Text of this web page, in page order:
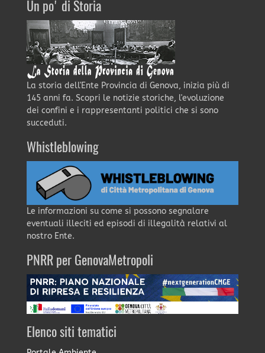
Un po' di Storia
La storia dell'Ente Provincia di Genova, inizia più di
145 anni fa. Scopri le notizie storiche, l'evoluzione
dei confini e i rappresentanti politici che si sono
succeduti.
Whistleblowing
Le informazioni su come si possono segnalare
eventuali illeciti ed episodi di illegalità relativi al
nostro Ente.
PNRR per GenovaMetropoli
Elenco siti tematici